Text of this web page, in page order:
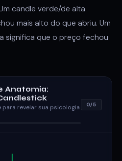
candle verde/de alta
mais alto do que abriu. Um
significa que o preço fechou
Anatomia:
para revelar sua psicologia
0/5